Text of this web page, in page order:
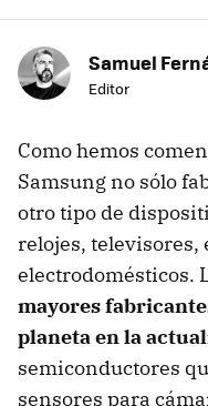
Samuel
Editor
Como hemos
Samsung no sólo
otro tipo de
relojes, televisores,
electrodomésticos.
mayores
planeta en la
semiconductores
sensores para